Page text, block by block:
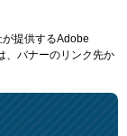
提供するAdobe
、バナーのリンク先か